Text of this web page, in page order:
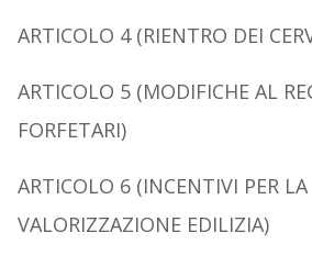
ARTICOLO 4 (RIENTRO DEI
ARTICOLO 5 (MODIFICHE AL
FORFETARI)
ARTICOLO 6 (INCENTIVI PER LA
VALORIZZAZIONE EDILIZIA)